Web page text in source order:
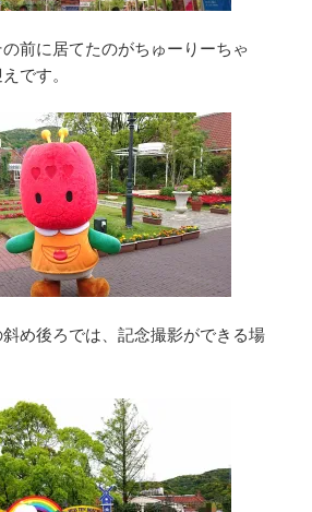
前に居てたのがちゅーりーちゃ
です。
め後ろでは、記念撮影ができる場